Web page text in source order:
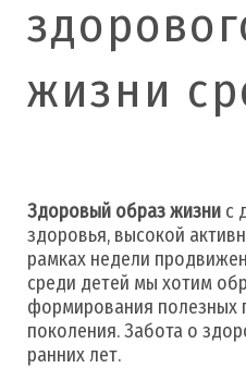
жизни
Здоровый образ жизни с
здоровья, высокой
рамках недели
среди детей мы хотим
формирования полезных
поколения. Забота о
ранних лет.